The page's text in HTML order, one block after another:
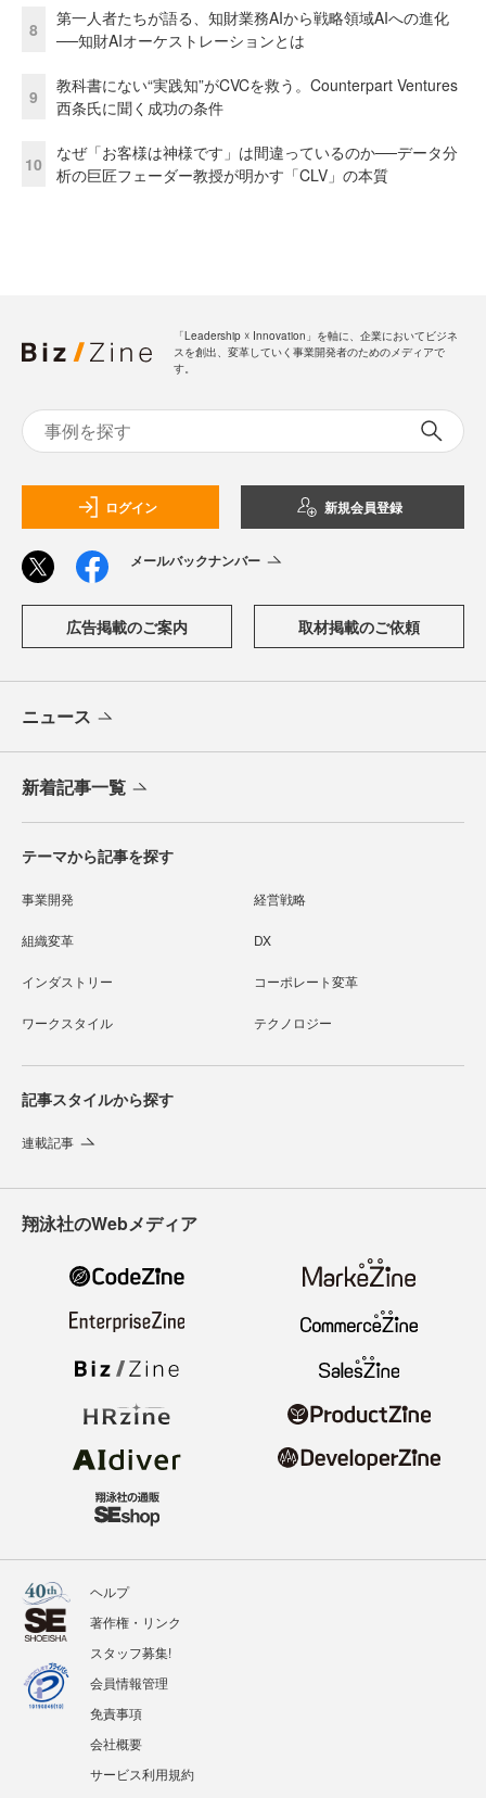
8
第一人者たちが語る、知財業務AIから戦略領域AIへの進化
──知財AIオーケストレーションとは
9
教科書にない“実践知”がCVCを救う。Counterpart Ventures
西条氏に聞く成功の条件
10
なぜ「お客様は神様です」は間違っているのか──データ分
析の巨匠フェーダー教授が明かす「CLV」の本質
「Leadership ☓ Innovation」を軸に、企業においてビジネ
スを創出、変革していく事業開発者のためのメディアで
す。
ログイン 新規会員登録
メールバックナンバー
広告掲載のご案内 取材掲載のご依頼
ニュース
新着記事一覧
テーマから記事を探す
事業開発 経営戦略
組織変革 DX
インダストリー コーポレート変革
ワークスタイル テクノロジー
記事スタイルから探す
連載記事
翔泳社のWebメディア
ヘルプ
著作権・リンク
スタッフ募集!
会員情報管理
免責事項
会社概要
サービス利用規約